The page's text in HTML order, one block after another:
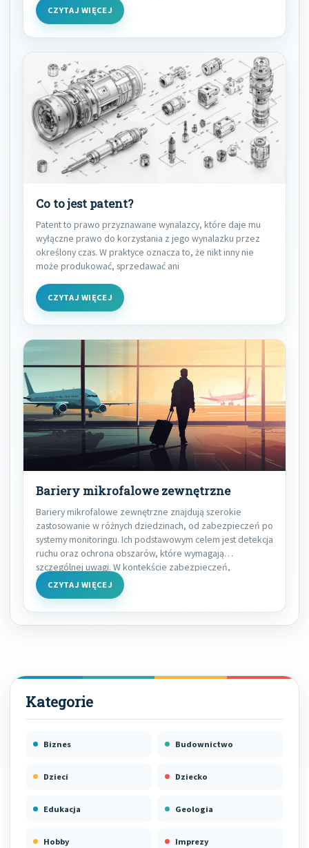
CZYTAJ WIĘCEJ
Co to jest patent?
Patent to prawo przyznawane wynalazcy, które daje mu
wyłączne prawo do korzystania z jego wynalazku przez
określony czas. W praktyce oznacza to, że nikt inny nie
może produkować, sprzedawać ani
CZYTAJ WIĘCEJ
Bariery mikrofalowe zewnętrzne
Bariery mikrofalowe zewnętrzne znajdują szerokie
zastosowanie w różnych dziedzinach, od zabezpieczeń po
systemy monitoringu. Ich podstawowym celem jest detekcja
ruchu oraz ochrona obszarów, które wymagają
szczególnej uwagi. W kontekście zabezpieczeń,
CZYTAJ WIĘCEJ
Biznes Budownictwo
Dzieci Dziecko
Edukacja Geologia
Hobby Imprezy